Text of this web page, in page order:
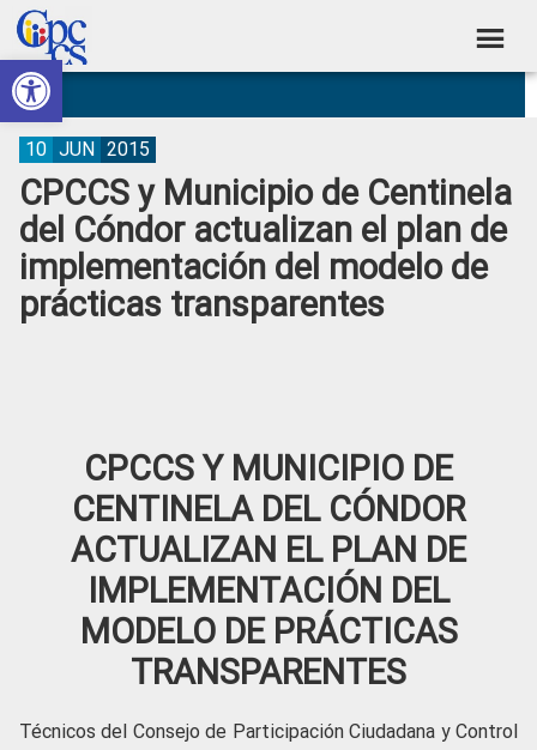
Abrir barra de herramientas
Skip
to
primary
navigation
Skip
to
main
content
Skip
to
primary
sidebar
Skip
to
footer
Consejo
de
Participación
Ciudadana
Control
Social
Construyendo
Poder
Ciudadano
CPCCS y Municipio de Centinela
del Cóndor actualizan el plan de
implementación del modelo de
prácticas transparentes
10 JUN 2015
CPCCS Y MUNICIPIO DE
CENTINELA DEL CÓNDOR
ACTUALIZAN EL PLAN DE
IMPLEMENTACIÓN DEL
MODELO DE PRÁCTICAS
TRANSPARENTES
Técnicos del Consejo de Participación Ciudadana y Control